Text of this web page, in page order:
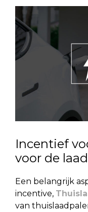
Incentief
voor de
Een belangrijk
incentive,
van